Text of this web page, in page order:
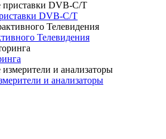
DVB-C/T
Телевидения
и анализаторы